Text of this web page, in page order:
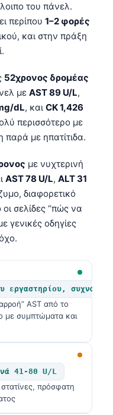
του πάνελ.
περίπου 1–2 φορές
και στην πράξη
52χρονος δρομέας
με AST 89 U/L,
dL, και CK 1,426
περισσότερο με
με ηπατίτιδα.
με νυχτερινή
AST 78 U/L, ALT 31
διαφορετικό
σελίδες “πώς να
γενικές οδηγίες
εργαστηρίου, συχνά
AST από το
με συμπτώματα και
41-80 U/L
πρόσφατη